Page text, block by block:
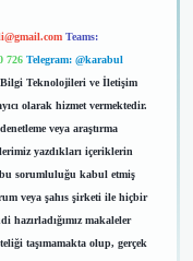
Teams:
726 Telegram: @karabul
Bilgi Teknolojileri ve İletişim
olarak hizmet vermektedir.
veya araştırma
yazdıkları içeriklerin
sorumluluğu kabul etmiş
veya şahıs şirketi ile hiçbir
hazırladığımız makaleler
taşımamakta olup, gerçek